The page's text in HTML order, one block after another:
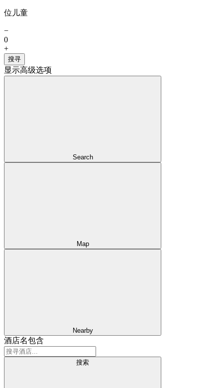
位儿童
−
0
+
星级
未评分
1
2 3 4 5
Wi-Fi/Wireless LAN
搜寻
显示高级选项
Search
Map
Nearby
酒店名包含
搜索